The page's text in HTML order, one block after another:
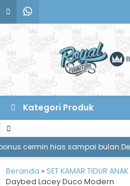
Kategori Produk
hias sampai bulan Desember.
Beranda » SET KAMAR TIDUR ANAK
Daybed Lacey Duco Modern